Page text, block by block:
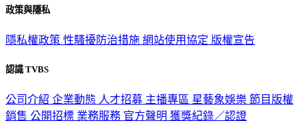
政策與隱私
隱私權政策 性騷擾防治措施 網站使用協定 版權宣告
認識 TVBS
公司介紹 企業動態 人才招募 主播專區 星藝象娛樂 節目版權
銷售 公開招標 業務服務 官方聲明 獲獎紀錄／認證